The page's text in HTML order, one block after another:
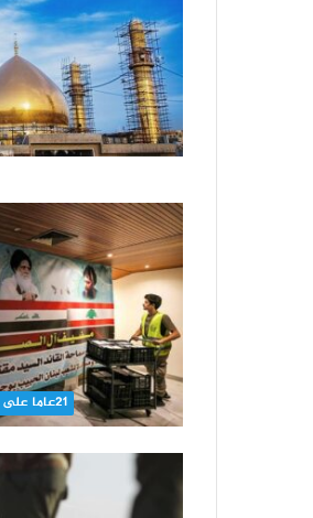
21عاما على احتلال العراق: فشل وفساد سياسي